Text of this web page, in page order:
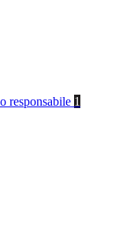
responsabile 1